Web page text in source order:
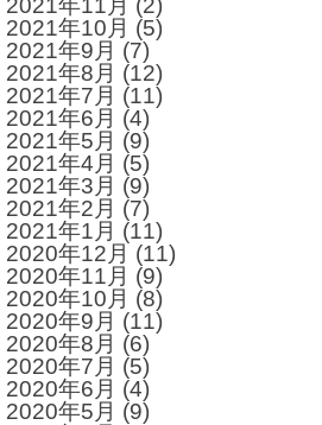
2021年11月 (2)
2021年10月 (5)
2021年9月 (7)
2021年8月 (12)
2021年7月 (11)
2021年6月 (4)
2021年5月 (9)
2021年4月 (5)
2021年3月 (9)
2021年2月 (7)
2021年1月 (11)
2020年12月 (11)
2020年11月 (9)
2020年10月 (8)
2020年9月 (11)
2020年8月 (6)
2020年7月 (5)
2020年6月 (4)
2020年5月 (9)